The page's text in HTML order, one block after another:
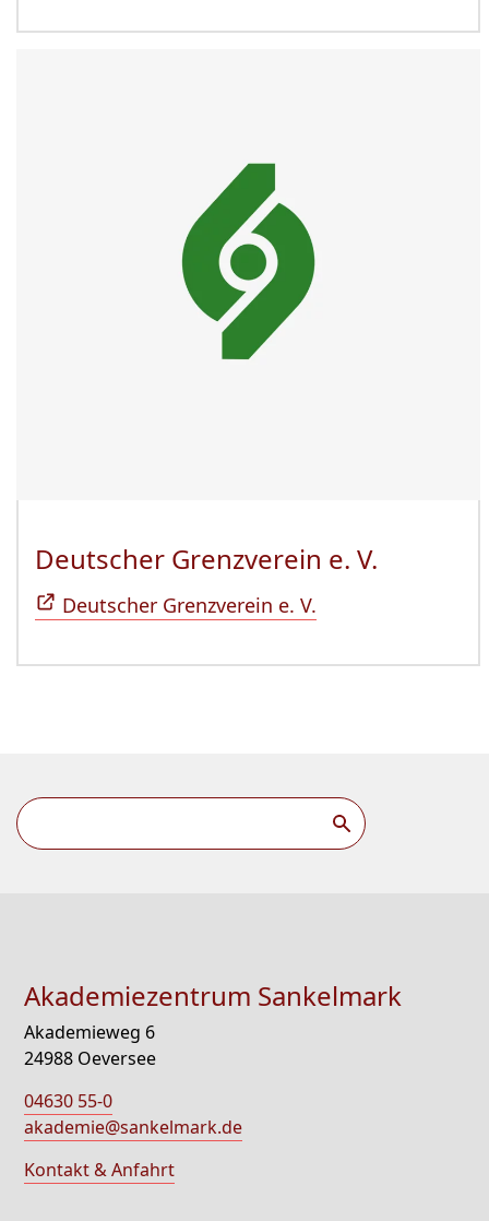
Deutscher Grenzverein e. V.
Deutscher Grenzverein e. V.
Akademiezentrum Sankelmark
Akademieweg 6
24988 Oeversee
04630 55-0
akademie@sankelmark.de
Kontakt & Anfahrt